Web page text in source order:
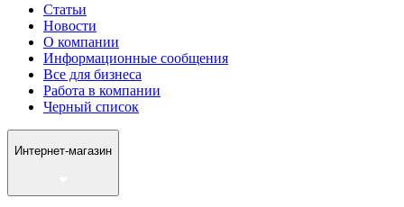
Статьи
Новости
О компании
Информационные сообщения
Все для бизнеса
Работа в компании
Черный список
Интернет-магазин